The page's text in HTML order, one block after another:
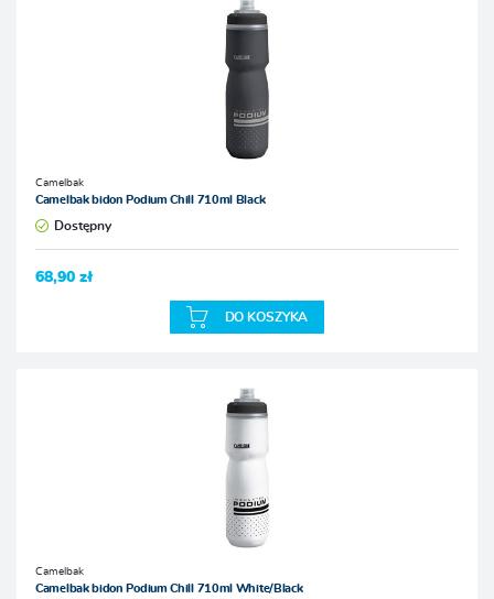
Camelbak
Camelbak bidon Podium Chill 710ml Black
Dostępny
68,90 zł
DO KOSZYKA
Camelbak
Camelbak bidon Podium Chill 710ml White/Black